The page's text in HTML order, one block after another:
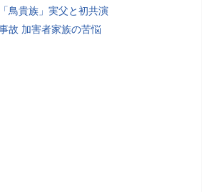
鳥貴族」実父と初共演
故 加害者家族の苦悩